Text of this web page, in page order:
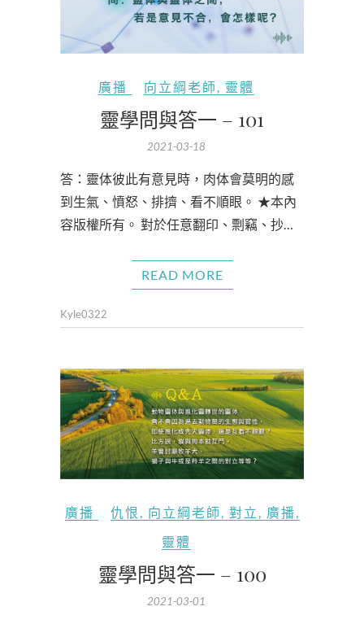
廣播 向立綱老師, 靈體
靈學問與答一 – 101
2021-03-18
答：靈体彼此有意見時，肉体會莫明的感
到生氣、憤怒、排擠、看不順眼。 ★本內
容版權所有。 對於任意翻印、剽竊、抄…
READ MORE
Kyle0322
廣播 仇恨 , 向立綱老師, 對立 , 廣播,
靈體
靈學問與答一 – 100
2021-03-01